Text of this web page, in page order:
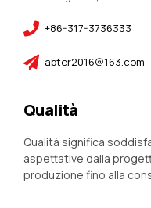
+86-317-3736333
abter2016@163.com
Qualità
Qualità significa
aspettative dalla
produzione fino alla